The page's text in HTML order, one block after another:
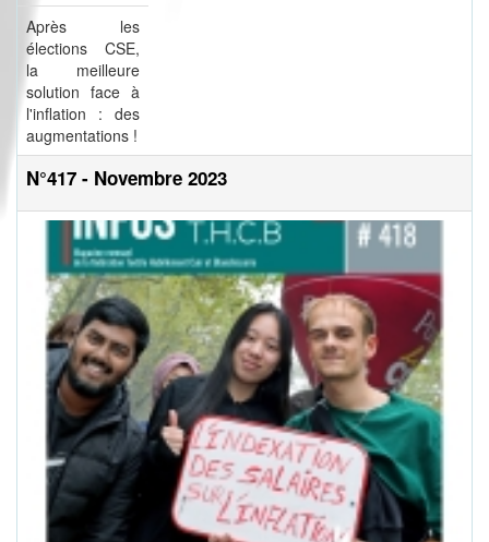
Après les
élections CSE,
la meilleure
solution face à
l'inflation : des
augmentations !
N°417 - Novembre 2023